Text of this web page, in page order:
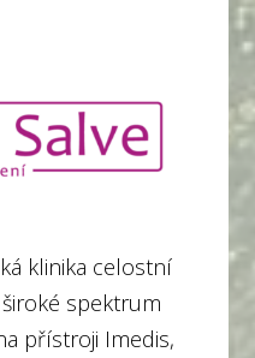
klinika celostní
spektrum
přístroji Imedis,